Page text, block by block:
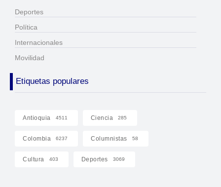
Deportes
Política
Internacionales
Movilidad
Etiquetas populares
Antioquia 4511 Ciencia 285
Colombia 6237 Columnistas 58
Cultura 403 Deportes 3069